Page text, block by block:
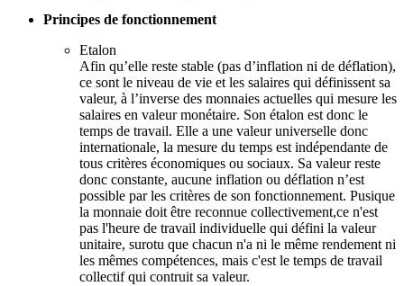
Principes de fonctionnement
Etalon
Afin qu’elle reste stable (pas d’inflation ni de déflation),
ce sont le niveau de vie et les salaires qui définissent sa
valeur, à l’inverse des monnaies actuelles qui mesure les
salaires en valeur monétaire. Son étalon est donc le
temps de travail. Elle a une valeur universelle donc
internationale, la mesure du temps est indépendante de
tous critères économiques ou sociaux. Sa valeur reste
donc constante, aucune inflation ou déflation n’est
possible par les critères de son fonctionnement. Pusique
la monnaie doit être reconnue collectivement,ce n'est
pas l'heure de travail individuelle qui défini la valeur
unitaire, surotu que chacun n'a ni le même rendement ni
les mêmes compétences, mais c'est le temps de travail
collectif qui contruit sa valeur.